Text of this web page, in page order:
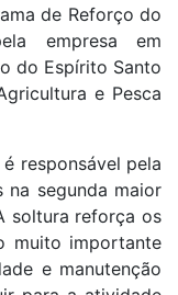
de Reforço do
empresa em
do Espírito Santo
e Pesca
responsável pela
na segunda maior
soltura reforça os
muito importante
e manutenção